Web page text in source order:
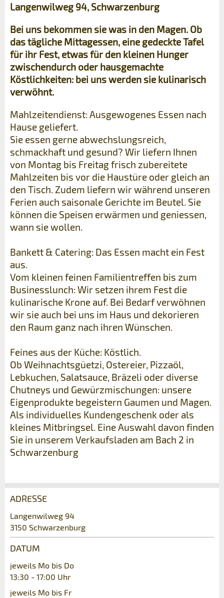
Langenwilweg 94, Schwarzenburg
Bei uns bekommen sie was in den Magen. Ob
das tägliche Mittagessen, eine gedeckte Tafel
für ihr Fest, etwas für den kleinen Hunger
zwischendurch oder hausgemachte
Köstlichkeiten: bei uns werden sie kulinarisch
verwöhnt.
Mahlzeitendienst: Ausgewogenes Essen nach
Hause geliefert.
Sie essen gerne abwechslungsreich,
schmackhaft und gesund? Wir liefern Ihnen
von Montag bis Freitag frisch zubereitete
Mahlzeiten bis vor die Haustüre oder gleich an
den Tisch. Zudem liefern wir während unseren
Ferien auch saisonale Gerichte im Beutel. Sie
können die Speisen erwärmen und geniessen,
wann sie wollen.
Bankett & Catering: Das Essen macht ein Fest
aus.
Vom kleinen feinen Familientreffen bis zum
Businesslunch: Wir setzen ihrem Fest die
kulinarische Krone auf. Bei Bedarf verwöhnen
wir sie auch bei uns im Haus und dekorieren
den Raum ganz nach ihren Wünschen.
Feines aus der Küche: Köstlich.
Ob Weihnachtsgüetzi, Ostereier, Pizzaöl,
Lebkuchen, Salatsauce, Bräzeli oder diverse
Chutneys und Gewürzmischungen: unsere
Eigenprodukte begeistern Gaumen und Magen.
Als individuelles Kundengeschenk oder als
kleines Mitbringsel. Eine Auswahl davon finden
Sie in unserem Verkaufsladen am Bach 2 in
Schwarzenburg
Anzeige beanstanden
Ihr Feedback wird sehr geschätzt!
Allgemeines Feedback
Anzeige nicht mehr gültig
Anzeige unvollständig
Anzeige weiterempfehlen
Empfehlen Sie diese Anzeige an Freunde
weiter.
ADRESSE
Langenwilweg 94
3150 Schwarzenburg
DATUM
jeweils Mo bis Do
13:30 - 17:00 Uhr
jeweils Mo bis Fr